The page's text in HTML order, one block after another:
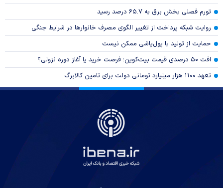
تورم فصلی بخش برق به ۶۵.۷ درصد رسید
روایت شبکه پرداخت از تغییر الگوی مصرف خانوار‌ها در شرایط جنگی
حمایت از تولید با پول‌پاشی ممکن نیست
افت ۵۰ درصدی قیمت بیت‌کوین؛ فرصت خرید یا آغاز دوره نزولی؟
تعهد ۱۱۰۰ هزار میلیارد تومانی دولت برای تامین کالابرگ